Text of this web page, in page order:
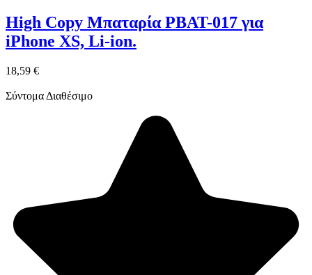
High Copy Μπαταρία PBAT-017 για
iPhone XS, Li-ion.
18,59 €
Σύντομα Διαθέσιμο